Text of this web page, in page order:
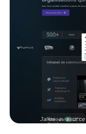
Jalios : avis sur